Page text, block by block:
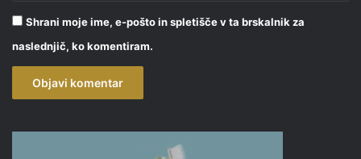
Shrani moje ime, e-pošto in spletišče v ta brskalnik za
naslednjič, ko komentiram.